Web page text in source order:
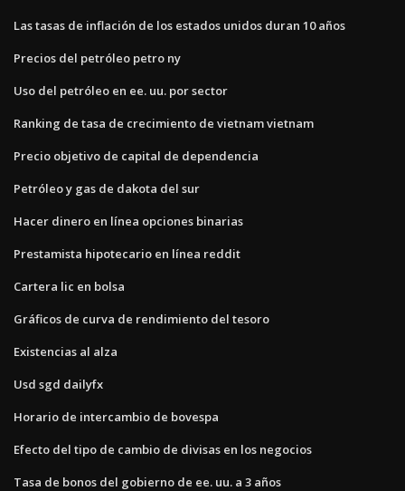
Las tasas de inflación de los estados unidos duran 10 años
Precios del petróleo petro ny
Uso del petróleo en ee. uu. por sector
Ranking de tasa de crecimiento de vietnam vietnam
Precio objetivo de capital de dependencia
Petróleo y gas de dakota del sur
Hacer dinero en línea opciones binarias
Prestamista hipotecario en línea reddit
Cartera lic en bolsa
Gráficos de curva de rendimiento del tesoro
Existencias al alza
Usd sgd dailyfx
Horario de intercambio de bovespa
Efecto del tipo de cambio de divisas en los negocios
Tasa de bonos del gobierno de ee. uu. a 3 años